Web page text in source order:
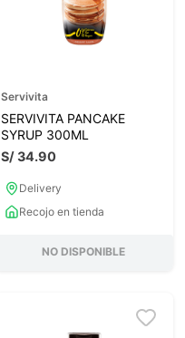
Servivita
SERVIVITA PANCAKE
SYRUP 300ML
S/34.90
Delivery
Recojo en tienda
NO DISPONIBLE